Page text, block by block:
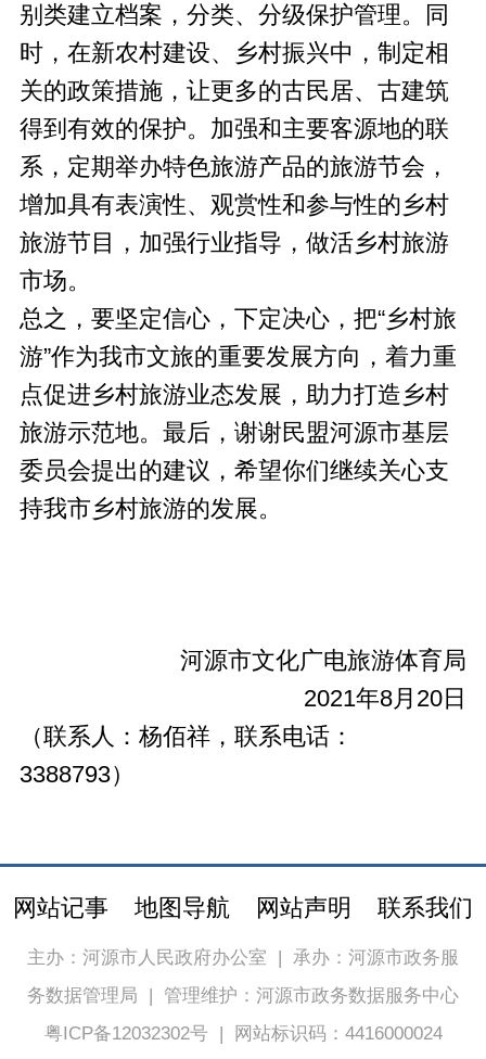
别类建立档案，分类、分级保护管理。同
时，在新农村建设、乡村振兴中，制定相
关的政策措施，让更多的古民居、古建筑
得到有效的保护。加强和主要客源地的联
系，定期举办特色旅游产品的旅游节会，
增加具有表演性、观赏性和参与性的乡村
旅游节目，加强行业指导，做活乡村旅游
市场。
总之，要坚定信心，下定决心，把“乡村旅
游”作为我市文旅的重要发展方向，着力重
点促进乡村旅游业态发展，助力打造乡村
旅游示范地。最后，谢谢民盟河源市基层
委员会提出的建议，希望你们继续关心支
持我市乡村旅游的发展。
河源市文化广电旅游体育局
2021年8月20日
（联系人：杨佰祥，联系电话：
3388793）
网站记事 地图导航 网站声明 联系我们
主办：河源市人民政府办公室 | 承办：河源市政务服
务数据管理局 | 管理维护：河源市政务数据服务中心
粤ICP备12032302号| 网站标识码：4416000024